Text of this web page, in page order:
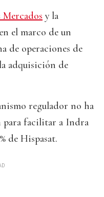
y la
el marco de un
de operaciones de
adquisición de
regulador no ha
para facilitar a Indra
de Hispasat.